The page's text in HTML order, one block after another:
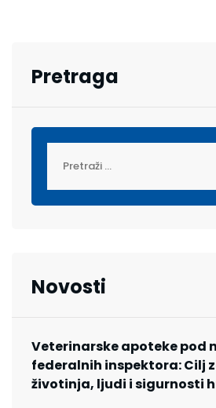
Pretraga
Novosti
Veterinarske apoteke pod
federalnih inspektora: Cilj
životinja, ljudi i sigurnosti